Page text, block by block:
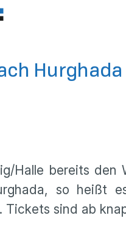
Hurghada
Halle bereits den
so heißt
sind ab